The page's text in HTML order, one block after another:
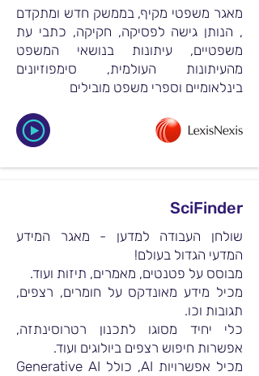
מאגר משפטי מקיף, בממשק חדש ומתקדם
, הנותן גישה לפסיקה, חקיקה, כתבי עת
משפטיים, עיתונות בנושאי המשפט
מהעיתונות העולמית, סימפוזיונים
בינלאומיים וספרי משפט מובילים
SciFinder
שולחן העבודה למדען - מאגר המידע
המדעי הגדול בעולם!
מבוסס על פטנטים, מאמרים, תיזות ועוד.
מכיל מידע מאונדקס על חומרים, רצפים,
תגובות וכו.
כלי יחיד מסוגו לתכנון רטרוסינתזה,
אפשרות חיפוש רצפים ביולוגים ועוד.
מכיל אפשרויות AI, כולל Generative AI